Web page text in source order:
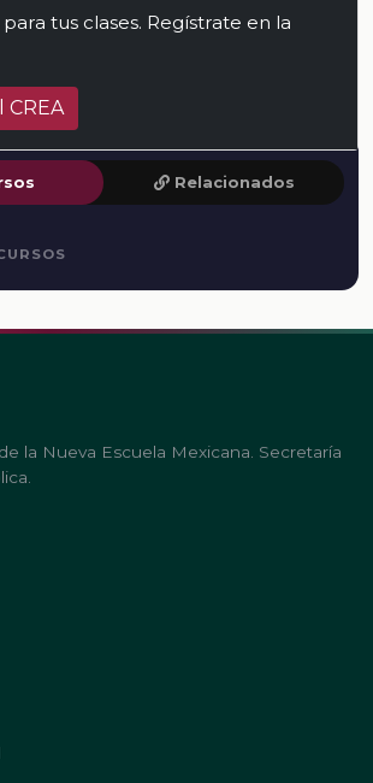
tus clases. Regístrate en la
CREA
Relacionados
la Nueva Escuela Mexicana. Secretaría